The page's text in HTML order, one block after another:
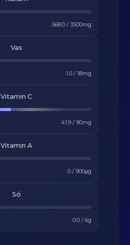
568.0/ 3500mg
Vas
1.0/ 18mg
Vitamin C
41.9/ 90mg
Vitamin A
0/ 900μg
Só
0.0/ 6g